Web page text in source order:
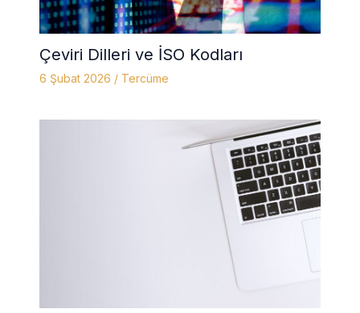
Çeviri Dilleri ve İSO Kodları
6 Şubat 2026 / Tercüme